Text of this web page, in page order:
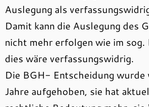
Auslegung als
Damit kann die Auslegung des
nicht mehr erfolgen wie im
dies wäre verfassungswidrig.
Die BGH- Entscheidung wurde
Jahre aufgehoben, sie hat